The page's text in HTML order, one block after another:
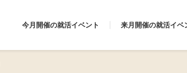
今月開催の就活イベント 来月開催の就活イベ